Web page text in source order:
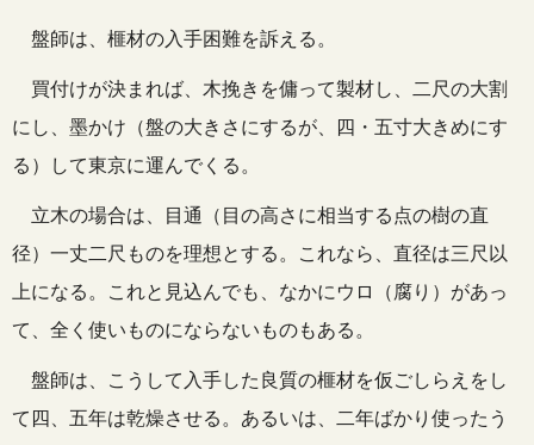
盤師は、榧材の入手困難を訴える。
買付けが決まれば、木挽きを傭って製材し、二尺の大割
にし、墨かけ（盤の大きさにするが、四・五寸大きめにす
る）して東京に運んでくる。
立木の場合は、目通（目の高さに相当する点の樹の直
径）一丈二尺ものを理想とする。これなら、直径は三尺以
上になる。これと見込んでも、なかにウロ（腐り）があっ
て、全く使いものにならないものもある。
盤師は、こうして入手した良質の榧材を仮ごしらえをし
て四、五年は乾燥させる。あるいは、二年ばかり使ったう